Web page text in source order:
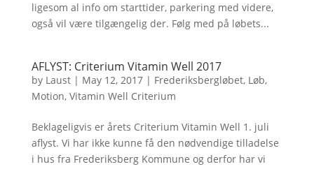
ligesom al info om starttider, parkering med videre,
også vil være tilgængelig der. Følg med på løbets...
AFLYST: Criterium Vitamin Well 2017
by Laust| May 12, 2017| Frederiksbergløbet, Løb,
Motion, Vitamin Well Criterium
Beklageligvis er årets Criterium Vitamin Well 1. juli
aflyst. Vi har ikke kunne få den nødvendige tilladelse
i hus fra Frederiksberg Kommune og derfor har vi